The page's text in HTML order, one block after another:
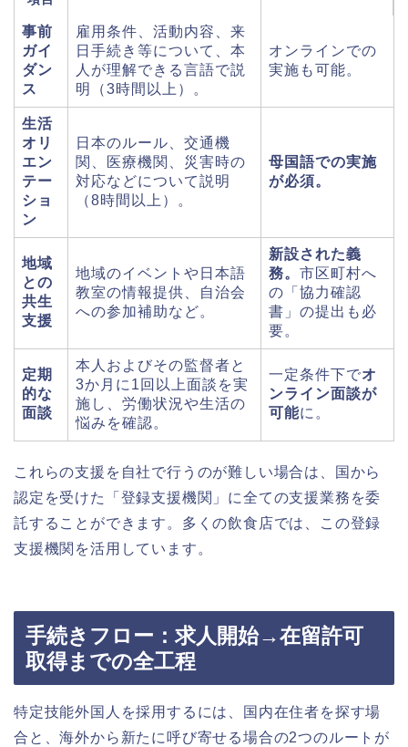
事前
ガイ
ダン
ス
雇用条件、活動内容、来
日手続き等について、本
人が理解できる言語で説
明（3時間以上）。
オンラインでの
実施も可能。
生活
オリ
エン
テー
ショ
ン
日本のルール、交通機
関、医療機関、災害時の
対応などについて説明
（8時間以上）。
母国語での実施
が必須。
地域
との
共生
支援
地域のイベントや日本語
教室の情報提供、自治会
への参加補助など。
新設された義
務。 市区町村へ
の「協力確認
書」の提出も必
要。
定期
的な
面談
本人およびその監督者と
3か月に1回以上面談を実
施し、労働状況や生活の
悩みを確認。
一定条件下でオ
ンライン面談が
可能に。
これらの支援を自社で行うのが難しい場合は、国から
認定を受けた「登録支援機関」に全ての支援業務を委
託することができます。多くの飲食店では、この登録
支援機関を活用しています。
手続きフロー：求人開始→在留許可
取得までの全工程
特定技能外国人を採用するには、国内在住者を探す場
合と、海外から新たに呼び寄せる場合の2つのルートが